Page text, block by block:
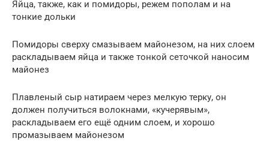
Яйца, также, как и помидоры, режем пополам и на
тонкие дольки
Помидоры сверху смазываем майонезом, на них слоем
раскладываем яйца и также тонкой сеточкой наносим
майонез
Плавленый сыр натираем через мелкую терку, он
должен получиться волокнами, «кучерявым»,
раскладываем его ещё одним слоем, и хорошо
промазываем майонезом